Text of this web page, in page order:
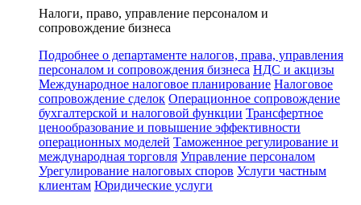
Налоги, право, управление персоналом и
сопровождение бизнеса
Подробнее о департаменте налогов, права, управления
персоналом и сопровождения бизнеса НДС и акцизы
Международное налоговое планирование Налоговое
сопровождение сделок Операционное сопровождение
бухгалтерской и налоговой функции Трансфертное
ценообразование и повышение эффективности
операционных моделей Таможенное регулирование и
международная торговля Управление персоналом
Урегулирование налоговых споров Услуги частным
клиентам Юридические услуги